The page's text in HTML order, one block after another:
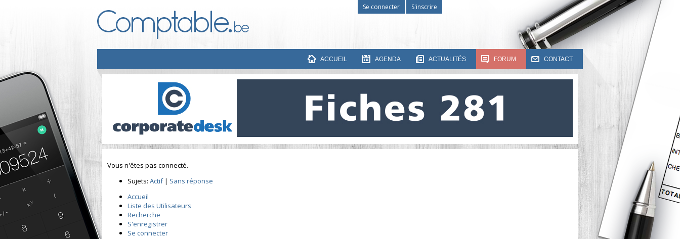
ACCUEIL AGENDA ACTUALITÉS FORUM CONTACT
Se connecter S'inscrire
Vous n'êtes pas connecté.
Sujets: Actif| Sans réponse
Accueil
Liste des Utilisateurs
Recherche
S'enregistrer
Se connecter